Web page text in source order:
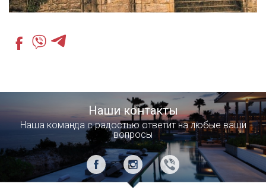
Наши контакты
Наша команда с радостью ответит на любые ваши
вопросы